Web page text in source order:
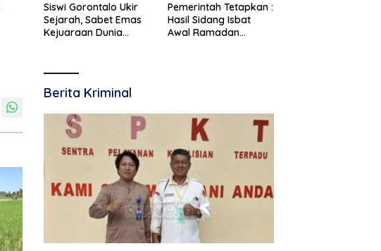
Siswi Gorontalo Ukir
Sejarah, Sabet Emas
Kejuaraan Dunia
Pemerintah Tetapkan :
Hasil Sidang Isbat
Awal Ramadan
Berita Kriminal